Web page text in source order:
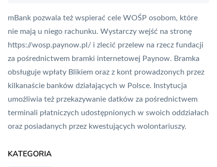
mBank pozwala też wspierać cele WOŚP osobom, które
nie mają u niego rachunku. Wystarczy wejść na stronę
https://wosp.paynow.pl/ i zlecić przelew na rzecz fundacji
za pośrednictwem bramki internetowej Paynow. Bramka
obsługuje wpłaty Blikiem oraz z kont prowadzonych przez
kilkanaście banków działających w Polsce. Instytucja
umożliwia też przekazywanie datków za pośrednictwem
terminali płatniczych udostępnionych w swoich oddziałach
oraz posiadanych przez kwestujących wolontariuszy.
KATEGORIA